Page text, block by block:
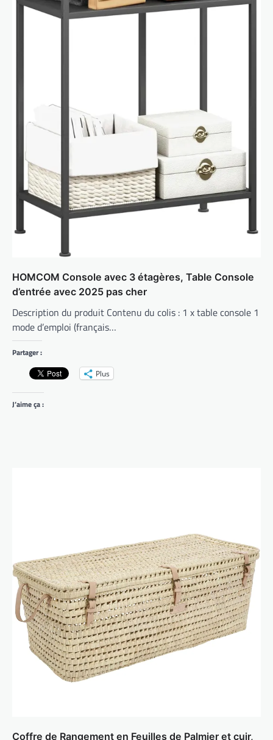
HOMCOM Console avec 3 étagères, Table Console
d’entrée avec 2025 pas cher
Description du produit Contenu du colis : 1 x table console 1
mode d’emploi (français…
Partager :
Plus
J’aime ça :
Coffre de Rangement en Feuilles de Palmier et cuir,